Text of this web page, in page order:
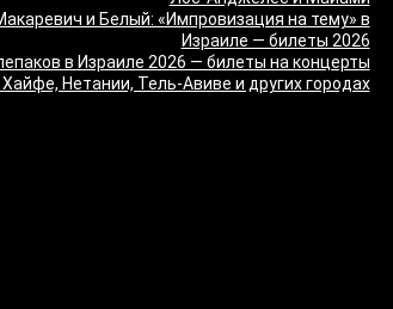
и Белый: «Импровизация на тему» в
Израиле — билеты 2026
в Израиле 2026 — билеты на концерты
Хайфе, Нетании, Тель-Авиве и других городах